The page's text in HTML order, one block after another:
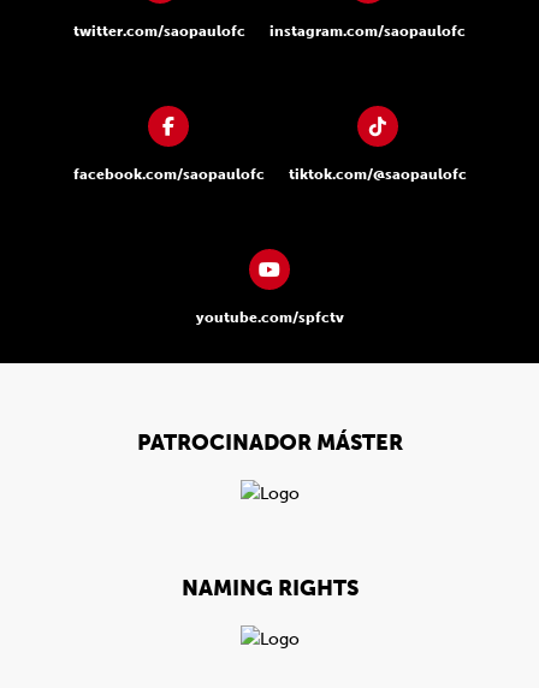
twitter.com/saopaulofc instagram.com/saopaulofc
facebook.com/saopaulofc tiktok.com/@saopaulofc
youtube.com/spfctv
PATROCINADOR MÁSTER
NAMING RIGHTS